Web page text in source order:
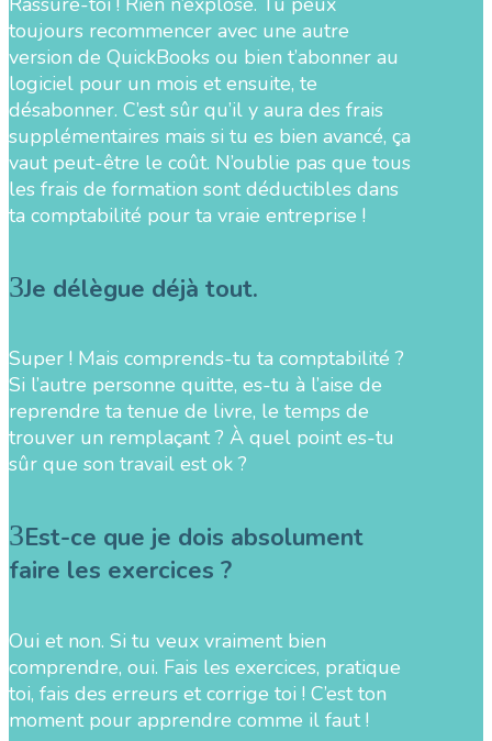
toujours recommencer avec une autre
version de QuickBooks ou bien t’abonner au
logiciel pour un mois et ensuite, te
désabonner. C’est sûr qu’il y aura des frais
supplémentaires mais si tu es bien avancé, ça
vaut peut-être le coût. N’oublie pas que tous
les frais de formation sont déductibles dans
ta comptabilité pour ta vraie entreprise !
Je délègue déjà tout.
Super ! Mais comprends-tu ta comptabilité ?
Si l’autre personne quitte, es-tu à l’aise de
reprendre ta tenue de livre, le temps de
trouver un remplaçant ? À quel point es-tu
sûr que son travail est ok ?
Est-ce que je dois absolument
faire les exercices ?
Oui et non. Si tu veux vraiment bien
comprendre, oui. Fais les exercices, pratique
toi, fais des erreurs et corrige toi ! C’est ton
moment pour apprendre comme il faut !